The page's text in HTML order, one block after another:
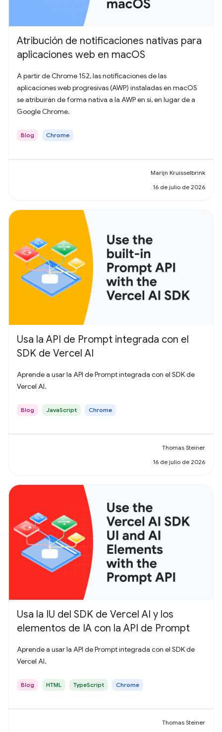
Atribución de notificaciones nativas para
aplicaciones web en macOS
A partir de Chrome 152, las notificaciones de las
aplicaciones web progresivas (AWP) instaladas en macOS
se atribuirán de forma nativa a la AWP en sí, en lugar de a
Google Chrome.
Blog Chrome
Marijn Kruisselbrink
16 de julio de 2026
Usa la API de Prompt integrada con el
SDK de Vercel AI
Aprende a usar la API de Prompt integrada con el SDK de
Vercel AI.
Blog JavaScript Chrome
Thomas Steiner
16 de julio de 2026
Usa la IU del SDK de Vercel AI y los
elementos de IA con la API de Prompt
Aprende a usar la API de Prompt integrada con el SDK de
Vercel AI.
Blog HTML TypeScript Chrome
Thomas Steiner